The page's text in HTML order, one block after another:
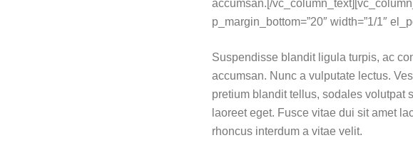
accumsan.[/
p_margin_bottom=”20″ width=”1/1″
Suspendisse blandit ligula turpis, ac
accumsan. Nunc a vulputate lectus.
pretium blandit tellus, sodales volutpat
laoreet eget. Fusce vitae dui sit amet
rhoncus interdum a vitae velit.